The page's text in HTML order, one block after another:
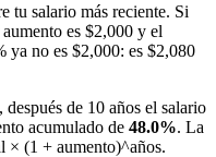
tu salario más reciente. Si
es $2,000 y el
ya no es $2,000: es $2,080
de 10 años el salario
acumulado de 48.0%. La
× (1 + aumento)^años.